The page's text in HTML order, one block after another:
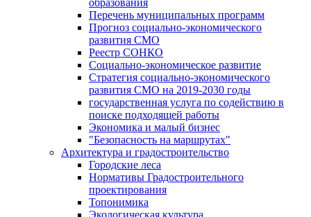
образования
Перечень муниципальных программ
Прогноз социально-экономического
развития СМО
Реестр СОНКО
Социально-экономическое развитие
Стратегия социально-экономического
развития СМО на 2019-2030 годы
государственная услуга по содействию в
поиске подходящей работы
Экономика и малый бизнес
"Безопасность на маршрутах"
Архитектура и градостроительство
Городские леса
Нормативы Градостроительного
проектирования
Топонимика